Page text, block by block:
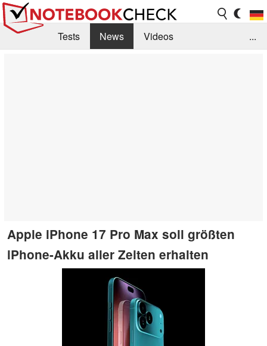
Tests News
Videos
...
Apple iPhone 17 Pro Max soll größten
iPhone-Akku aller Zeiten erhalten